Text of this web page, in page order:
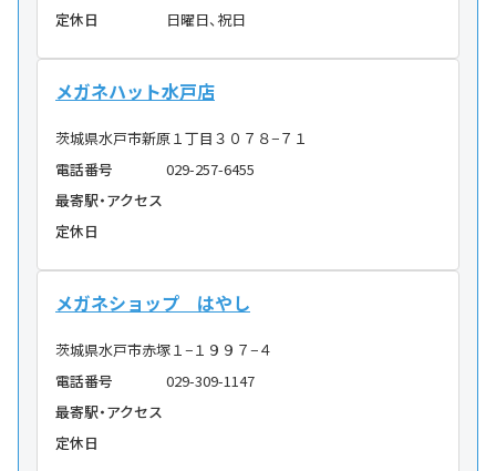
定休日
日曜日、祝日
メガネハット水戸店
茨城県水戸市新原１丁目３０７８−７１
電話番号
029-257-6455
最寄駅・アクセス
定休日
メガネショップ はやし
茨城県水戸市赤塚１−１９９７−４
電話番号
029-309-1147
最寄駅・アクセス
定休日